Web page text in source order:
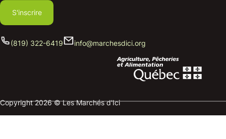
S'inscrire
(819) 322-6419 info@marchesdici.org
Copyright 2026 © Les Marchés d'Ici